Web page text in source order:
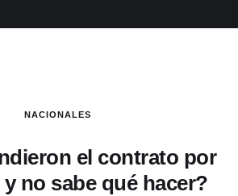
NACIONALES
el contrato por
y no sabe qué hacer?